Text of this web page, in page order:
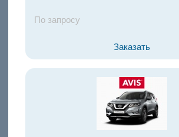
По запросу
Заказать